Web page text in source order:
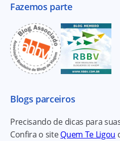
Fazemos parte
Blogs parceiros
Precisando de dicas para
Confira o siteQuem Te Ligou